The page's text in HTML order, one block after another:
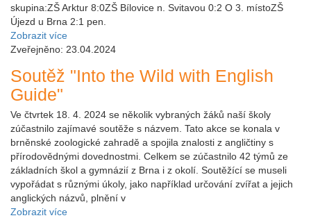
skupina:ZŠ Arktur 8:0ZŠ Bílovice n. Svitavou 0:2 O 3. místoZŠ
Újezd u Brna 2:1 pen.
Zobrazit více
Zveřejněno: 23.04.2024
Soutěž "Into the Wild with English
Guide"
Ve čtvrtek 18. 4. 2024 se několik vybraných žáků naší školy
zúčastnilo zajímavé soutěže s názvem. Tato akce se konala v
brněnské zoologické zahradě a spojila znalosti z angličtiny s
přírodovědnými dovednostmi. Celkem se zúčastnilo 42 týmů ze
základních škol a gymnázií z Brna i z okolí. Soutěžící se museli
vypořádat s různými úkoly, jako například určování zvířat a jejich
anglických názvů, plnění v
Zobrazit více